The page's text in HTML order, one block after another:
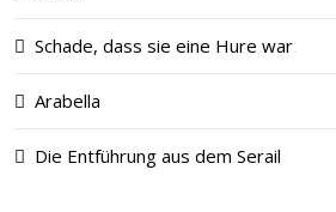
Schade, dass sie eine Hure war
Arabella
Die Entführung aus dem Serail